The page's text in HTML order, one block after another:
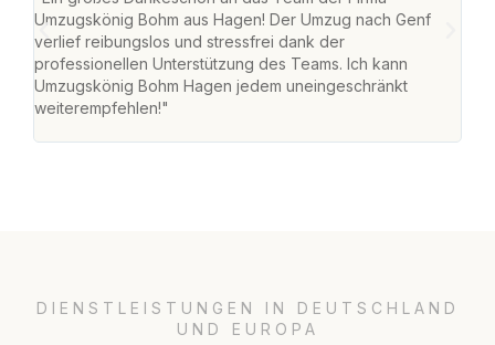
Umzugskönig Bohm aus Hagen! Der Umzug nach Genf
verlief reibungslos und stressfrei dank der
professionellen Unterstützung des Teams. Ich kann
Umzugskönig Bohm Hagen jedem uneingeschränkt
weiterempfehlen!"
DIENSTLEISTUNGEN IN DEUTSCHLAND
UND EUROPA